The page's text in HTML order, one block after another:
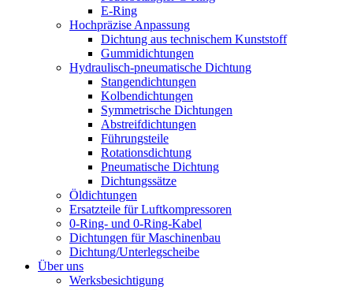
E-Ring
Hochpräzise Anpassung
Dichtung aus technischem Kunststoff
Gummidichtungen
Hydraulisch-pneumatische Dichtung
Stangendichtungen
Kolbendichtungen
Symmetrische Dichtungen
Abstreifdichtungen
Führungsteile
Rotationsdichtung
Pneumatische Dichtung
Dichtungssätze
Öldichtungen
Ersatzteile für Luftkompressoren
0-Ring- und 0-Ring-Kabel
Dichtungen für Maschinenbau
Dichtung/Unterlegscheibe
Über uns
Werksbesichtigung